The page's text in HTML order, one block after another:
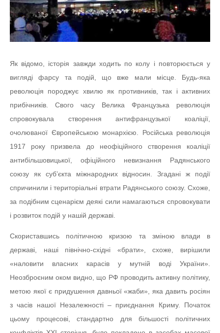
Як відомо, історія завжди ходить по колу і повторюється у
вигляді фарсу та подій, що вже мали місце. Будь-яка
революція породжує хвилю як противників, так і активних
прибічників. Свого часу Велика Французька революція
спровокувала створення антифранцузької коаліції,
очолюваної Європейською монархією. Російська революція
1917 року призвела до неофіційного створення коаліції
антибільшовицької, офіційного невизнання Радянського
союзу як суб’єкта міжнародних відносин. Згадані ж події
спричинили і територіальні втрати Радянського союзу. Схоже,
за подібним сценарієм деякі сили намагаються спровокувати
і розвиток подій у нашій державі.
Скориставшись політичною кризою та зміною влади в
державі, наші північно-східні «брати», схоже, вирішили
«наловити власних карасів у мутній воді України».
Неозброєним оком видно, що РФ проводить активну політику,
метою якої є придушення давньої «жаби», яка давить росіян
з часів нашої Незалежності – приєднання Криму. Початок
цьому процесові, стандартно для більшості політичних